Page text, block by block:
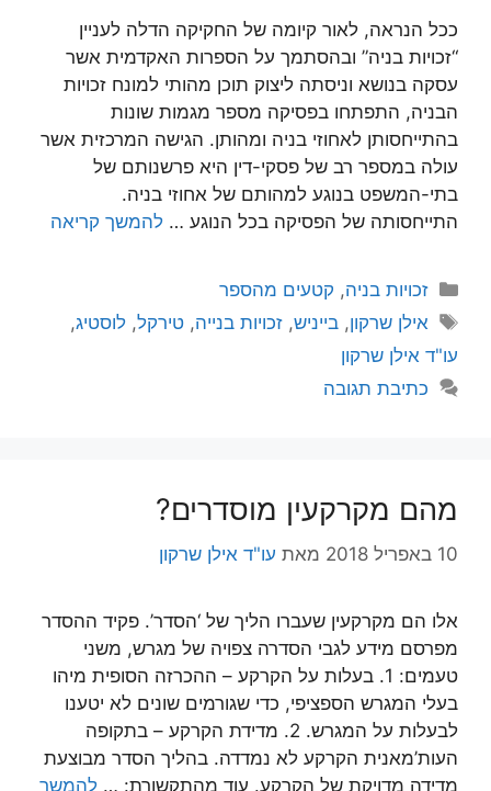
ככל הנראה, לאור קיומה של החקיקה הדלה לעניין
“זכויות בניה” ובהסתמך על הספרות האקדמית אשר
עסקה בנושא וניסתה ליצוק תוכן מהותי למונח זכויות
הבניה, התפתחו בפסיקה מספר מגמות שונות
בהתייחסותן לאחוזי בניה ומהותן. הגישה המרכזית אשר
עולה במספר רב של פסקי-דין היא פרשנותם של
בתי-המשפט בנוגע למהותם של אחוזי בניה.
התייחסותה של הפסיקה בכל הנוגע … להמשך קריאה
קטגוריות
זכויות בניה, קטעים מהספר
תגיות
אילן שרקון,בייניש,זכויות בנייה,טירקל,לוסטיג,
עו"ד אילן שרקון
כתיבת תגובה
מהם מקרקעין מוסדרים?
10 באפריל 2018 מאת עו"ד אילן שרקון
אלו הם מקרקעין שעברו הליך של ‘הסדר’. פקיד ההסדר
מפרסם מידע לגבי הסדרה צפויה של מגרש, משני
טעמים: 1. בעלות על הקרקע – ההכרזה הסופית מיהו
בעלי המגרש הספציפי, כדי שגורמים שונים לא יטענו
לבעלות על המגרש. 2. מדידת הקרקע – בתקופה
העות’מאנית הקרקע לא נמדדה. בהליך הסדר מבוצעת
מדידה מדויקת של הקרקע. עוד מהתקשורת: … להמשך